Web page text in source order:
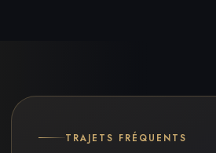
TRAJETS FRÉQUENTS